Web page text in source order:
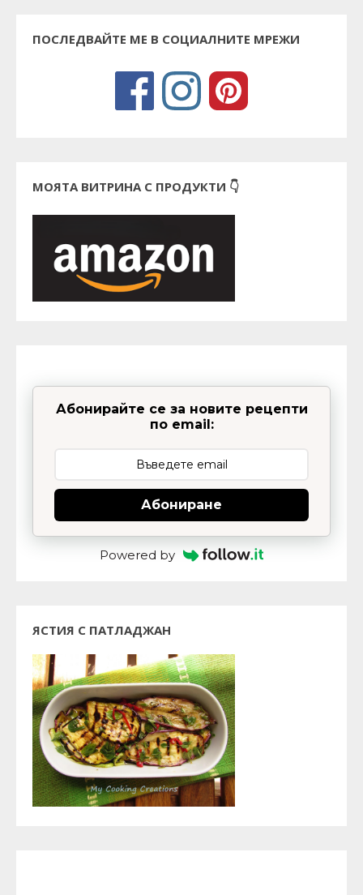
ПОСЛЕДВАЙТЕ МЕ В СОЦИАЛНИТЕ МРЕЖИ
МОЯТА ВИТРИНА С ПРОДУКТИ 👇
Абонирайте се за новите рецепти
по email:
Абониране
Powered by
ЯСТИЯ С ПАТЛАДЖАН